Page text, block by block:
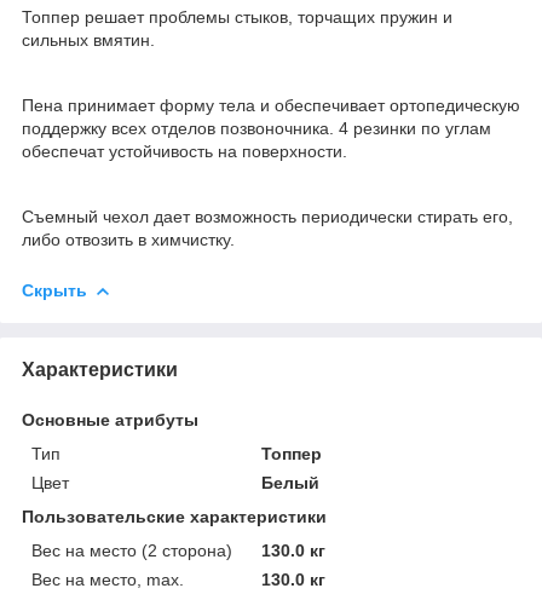
Топпер решает проблемы стыков, торчащих пружин и
сильных вмятин.
Пена принимает форму тела и обеспечивает ортопедическую
поддержку всех отделов позвоночника. 4 резинки по углам
обеспечат устойчивость на поверхности.
Съемный чехол дает возможность периодически стирать его,
либо отвозить в химчистку.
Скрыть
Характеристики
Основные атрибуты
Тип
Топпер
Цвет
Белый
Пользовательские характеристики
Вес на место (2 сторона)
130.0 кг
Вес на место, max.
130.0 кг